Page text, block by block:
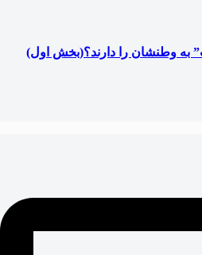
به وطنشان‌ را دارند؟(بخش اول)